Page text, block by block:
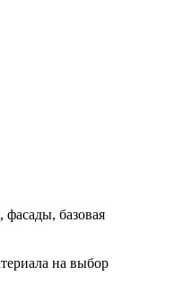
фасады, базовая
на выбор